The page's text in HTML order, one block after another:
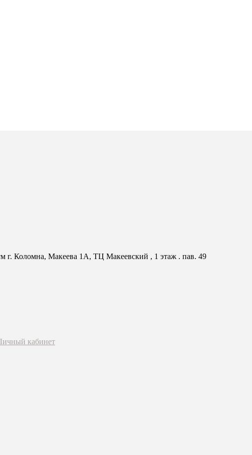
г. Коломна, Макеева 1А, ТЦ Макеевский , 1 этаж . пав. 49
кабинет